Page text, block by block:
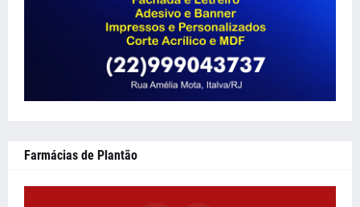
Farmácias de Plantão